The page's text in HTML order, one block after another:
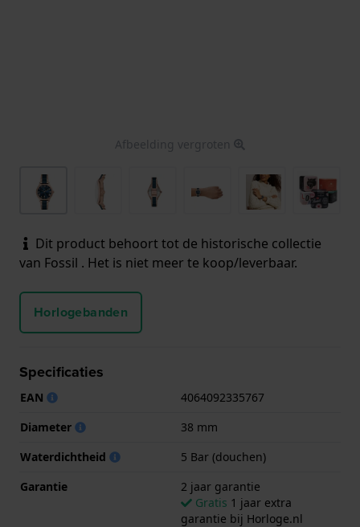
Afbeelding vergroten
Dit product behoort tot de historische collectie
van Fossil . Het is niet meer te koop/leverbaar.
Horlogebanden
Specificaties
EAN
4064092335767
Diameter
38 mm
Waterdichtheid
5 Bar (douchen)
Garantie
2 jaar garantie
Gratis 1 jaar extra
garantie bij Horloge.nl